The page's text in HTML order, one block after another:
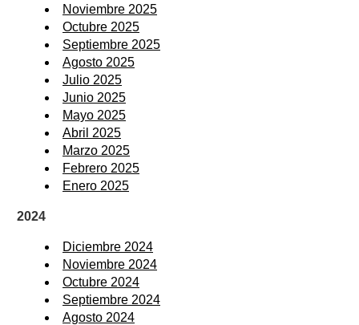
Noviembre 2025
Octubre 2025
Septiembre 2025
Agosto 2025
Julio 2025
Junio 2025
Mayo 2025
Abril 2025
Marzo 2025
Febrero 2025
Enero 2025
2024
Diciembre 2024
Noviembre 2024
Octubre 2024
Septiembre 2024
Agosto 2024